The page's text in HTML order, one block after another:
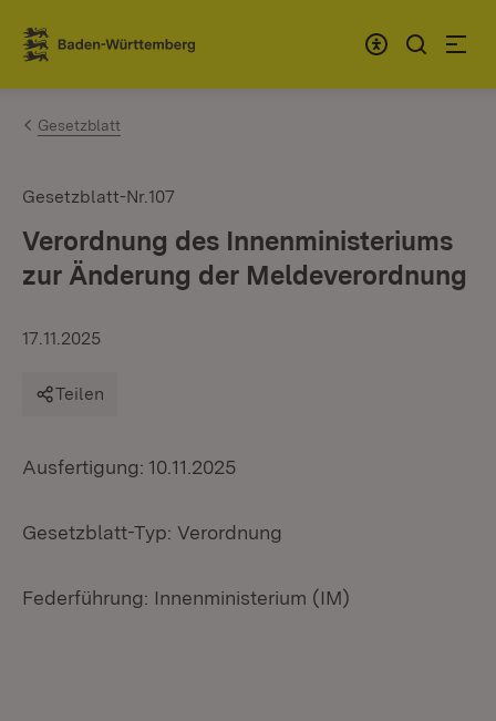
Zum Inhalt springen
Link zur Startseite
Gesetzblatt
Gesetzblatt-Nr.107
Verordnung des Innenministeriums
zur Änderung der Meldeverordnung
17.11.2025
Teilen
Ausfertigung: 10.11.2025
Gesetzblatt-Typ: Verordnung
Federführung: Innenministerium (IM)